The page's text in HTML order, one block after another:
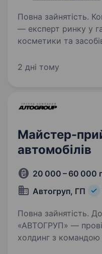
Повна зайнятість. Компанія AFINA group
— експерт ринку у
косметики та
має динамічний
2 дні тому
Майстер-
автомобілів
20 000 – 60 000
Автогруп, ГП
Повна зайнятість.
«АВТОГРУП» —
холдинг з командою